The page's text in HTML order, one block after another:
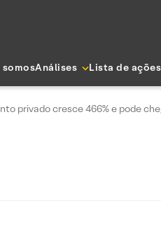
somosAnálises Lista de ações
privado cresce 466% e pode